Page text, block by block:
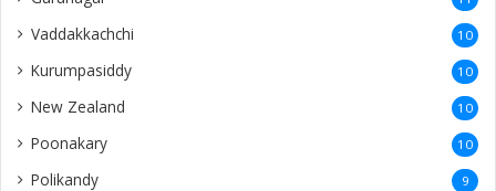
Vaddakkachchi 10
Kurumpasiddy 10
New Zealand 10
Poonakary 10
Polikandy 9